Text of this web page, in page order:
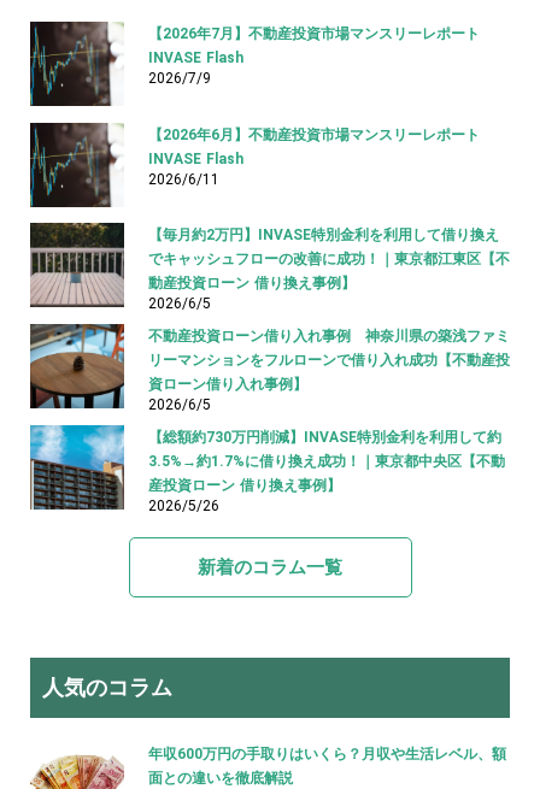
【2026年7月】不動産投資市場マンスリーレポート
INVASE Flash
2026/7/9
【2026年6月】不動産投資市場マンスリーレポート
INVASE Flash
2026/6/11
【毎月約2万円】INVASE特別金利を利用して借り換え
でキャッシュフローの改善に成功！｜東京都江東区【不
動産投資ローン 借り換え事例】
2026/6/5
不動産投資ローン借り入れ事例 神奈川県の築浅ファミ
リーマンションをフルローンで借り入れ成功【不動産投
資ローン借り入れ事例】
2026/6/5
【総額約730万円削減】INVASE特別金利を利用して約
3.5%→約1.7%に借り換え成功！｜東京都中央区【不動
産投資ローン 借り換え事例】
2026/5/26
新着のコラム一覧
人気のコラム
年収600万円の手取りはいくら？月収や生活レベル、額
面との違いを徹底解説